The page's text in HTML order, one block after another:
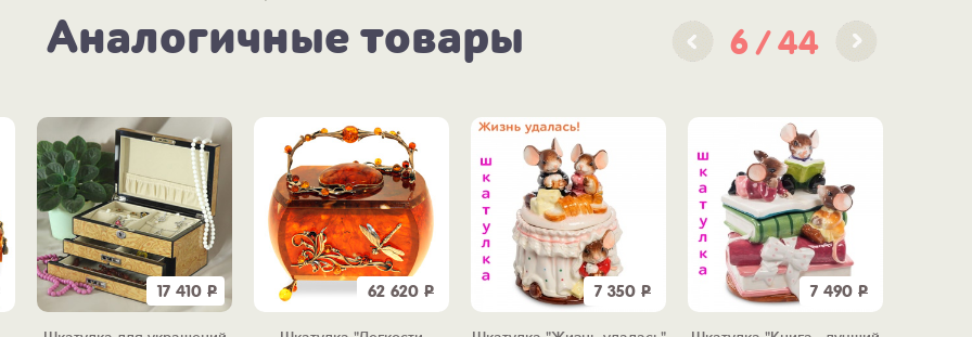
Аналогичные товары 6 44
17 410 Р 62 620 Р 7 350 Р 7 490 Р